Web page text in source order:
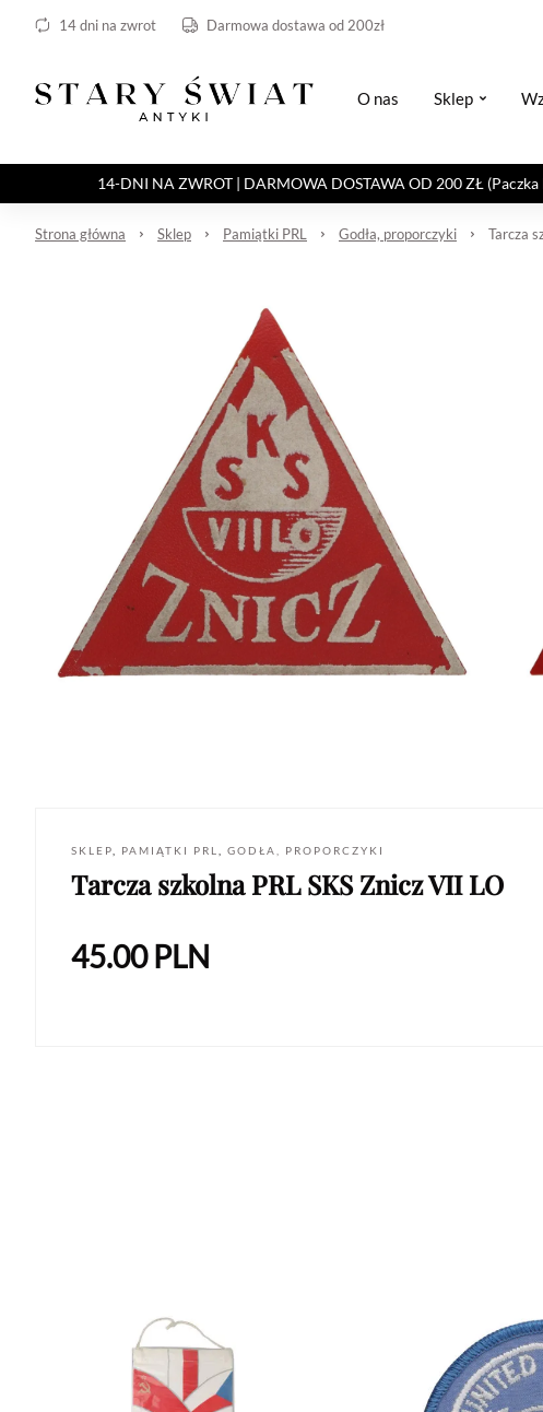
14 dni na zwrot Darmowa dostawa od 200zł
O nas Sklep
14-DNI NA ZWROT | DARMOWA DOSTAWA OD 200 ZŁ
Strona główna Sklep Pamiątki PRL Godła, proporczyki Tarcza
SKLEP PAMIĄTKI PRL GODŁA, PROPORCZYKI
Tarcza szkolna PRL SKS Znicz VII LO
45.00PLN